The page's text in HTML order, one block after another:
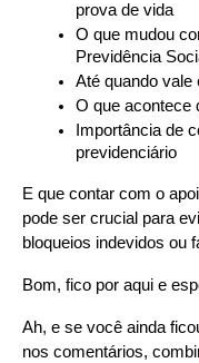
prova de vida
O que mudou
Previdência
Até quando vale
O que acontece
Importância de
previdenciário
E que contar com o
pode ser crucial para
bloqueios indevidos ou
Bom, fico por aqui e
Ah, e se você ainda
nos comentários,